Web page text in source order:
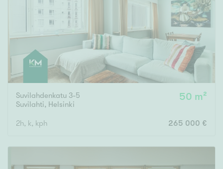
Suvilahdenkatu 3-5
Suvilahti, Helsinki
50 m²
2h, k, kph 265 000 €